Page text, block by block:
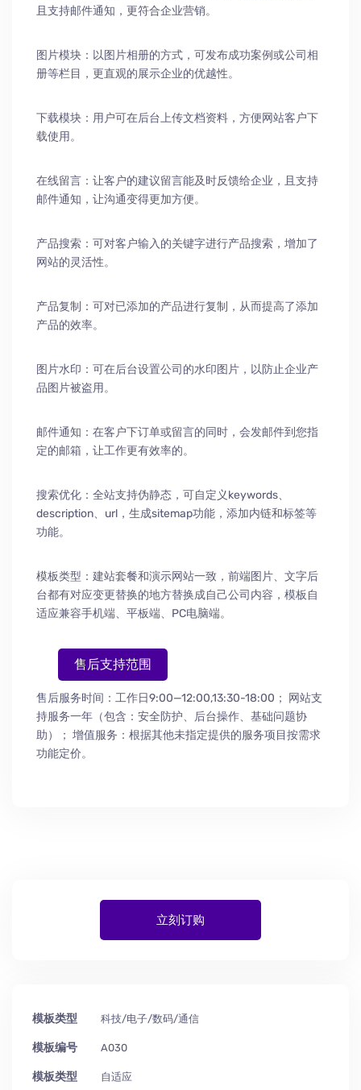
且支持邮件通知，更符合企业营销。
图片模块：以图片相册的方式，可发布成功案例或公司相
册等栏目，更直观的展示企业的优越性。
下载模块：用户可在后台上传文档资料，方便网站客户下
载使用。
在线留言：让客户的建议留言能及时反馈给企业，且支持
邮件通知，让沟通变得更加方便。
产品搜索：可对客户输入的关键字进行产品搜索，增加了
网站的灵活性。
产品复制：可对已添加的产品进行复制，从而提高了添加
产品的效率。
图片水印：可在后台设置公司的水印图片，以防止企业产
品图片被盗用。
邮件通知：在客户下订单或留言的同时，会发邮件到您指
定的邮箱，让工作更有效率的。
搜索优化：全站支持伪静态，可自定义keywords、
description、url，生成sitemap功能，添加内链和标签等
功能。
模板类型：建站套餐和演示网站一致，前端图片、文字后
台都有对应变更替换的地方替换成自己公司内容，模板自
适应兼容手机端、平板端、PC电脑端。
售后支持范围
售后服务时间：工作日9:00—12:00,13:30-18:00；
网站支
持服务一年（包含：安全防护、 后台操作、 基础问题协
助）
； 增值服务：根据其他未指定提供的服务项目按需求
功能定价。
立刻订购
模板类型 科技/电子/数码/通信
模板编号 A030
模板类型 自适应